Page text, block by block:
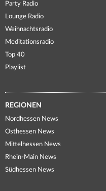
Party Radio
Lounge Radio
Weihnachtsradio
Meditationsradio
Top 40
Playlist
REGIONEN
Nordhessen News
Osthessen News
Mittelhessen News
Rhein-Main News
Südhessen News